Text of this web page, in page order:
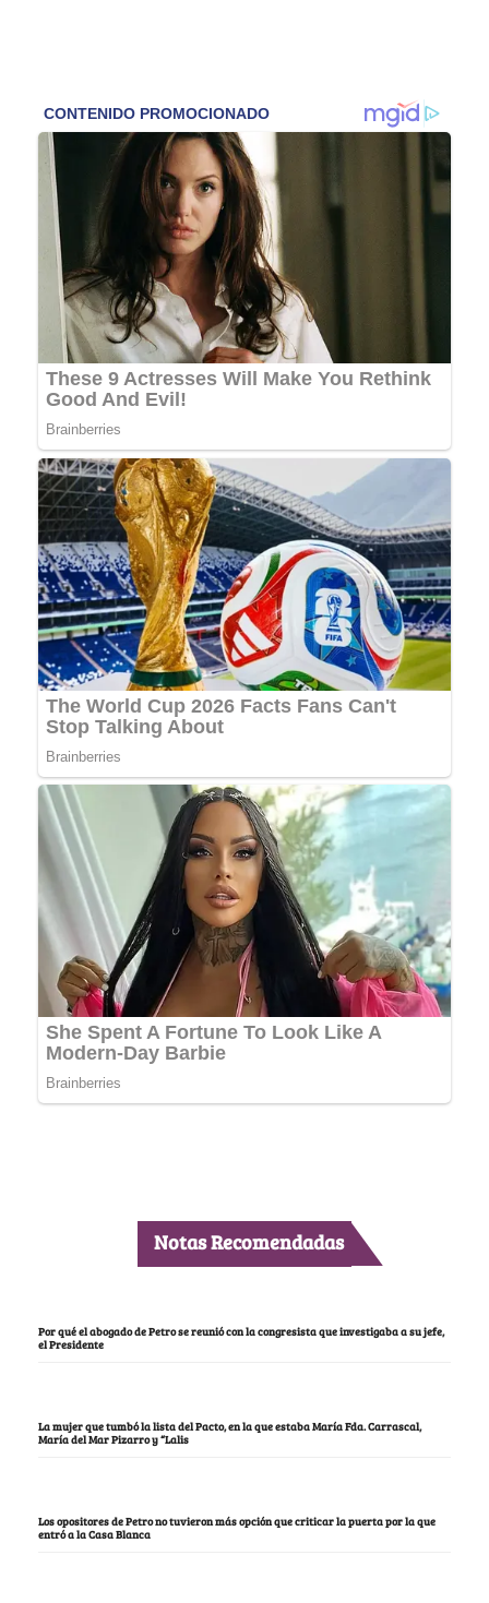
Notas Recomendadas
Por qué el abogado de Petro se reunió con la congresista que investigaba a su jefe,
el Presidente
La mujer que tumbó la lista del Pacto, en la que estaba María Fda. Carrascal,
María del Mar Pizarro y “Lalis
Los opositores de Petro no tuvieron más opción que criticar la puerta por la que
entró a la Casa Blanca